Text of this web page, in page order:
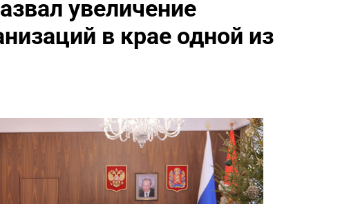
увеличение
в крае одной из